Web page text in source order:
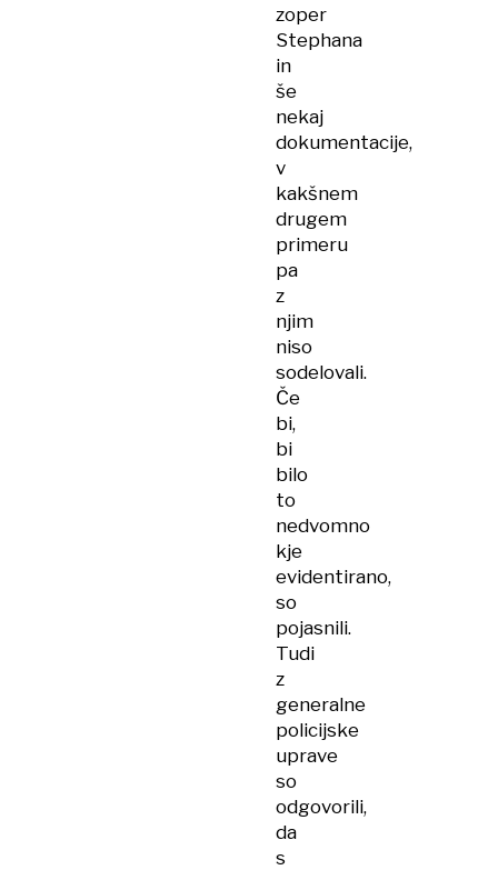
zoper
Stephana
in
še
nekaj
dokumentacije,
v
kakšnem
drugem
primeru
pa
z
njim
niso
sodelovali.
Če
bi,
bi
bilo
to
nedvomno
kje
evidentirano,
so
pojasnili.
Tudi
z
generalne
policijske
uprave
so
odgovorili,
da
s